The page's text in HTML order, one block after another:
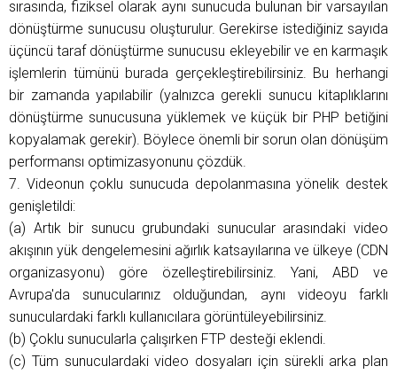
sırasında, fiziksel olarak aynı sunucuda bulunan bir varsayılan
dönüştürme sunucusu oluşturulur. Gerekirse istediğiniz sayıda
üçüncü taraf dönüştürme sunucusu ekleyebilir ve en karmaşık
işlemlerin tümünü burada gerçekleştirebilirsiniz. Bu herhangi
bir zamanda yapılabilir (yalnızca gerekli sunucu kitaplıklarını
dönüştürme sunucusuna yüklemek ve küçük bir PHP betiğini
kopyalamak gerekir). Böylece önemli bir sorun olan dönüşüm
performansı optimizasyonunu çözdük.
7. Videonun çoklu sunucuda depolanmasına yönelik destek
genişletildi:
(a) Artık bir sunucu grubundaki sunucular arasındaki video
akışının yük dengelemesini ağırlık katsayılarına ve ülkeye (CDN
organizasyonu) göre özelleştirebilirsiniz. Yani, ABD ve
Avrupa'da sunucularınız olduğundan, aynı videoyu farklı
sunuculardaki farklı kullanıcılara görüntüleyebilirsiniz.
(b) Çoklu sunucularla çalışırken FTP desteği eklendi.
(c) Tüm sunuculardaki video dosyaları için sürekli arka plan